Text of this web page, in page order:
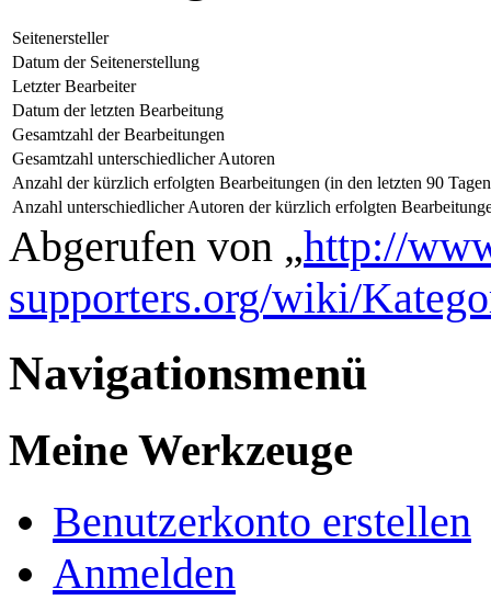
Seitenersteller
Datum der Seitenerstellung
Letzter Bearbeiter
Datum der letzten Bearbeitung
Gesamtzahl der Bearbeitungen
Gesamtzahl unterschiedlicher Autoren
Anzahl der kürzlich erfolgten Bearbeitungen (in den letzten 90
Anzahl unterschiedlicher Autoren der kürzlich erfolgten
Abgerufen von „http://
supporters.org/wiki/
Navigationsmenü
Meine Werkzeuge
Benutzerkonto erstellen
Anmelden